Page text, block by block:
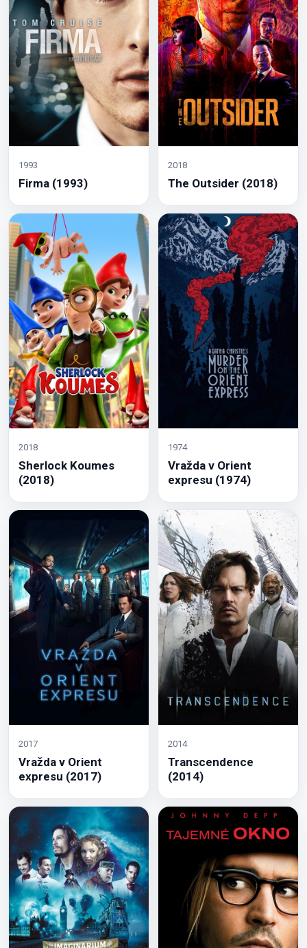
1993
Firma (1993)
2018
The Outsider (2018)
2018
Sherlock Koumes
(2018)
1974
Vražda v Orient
expresu (1974)
2017
Vražda v Orient
expresu (2017)
2014
Transcendence
(2014)